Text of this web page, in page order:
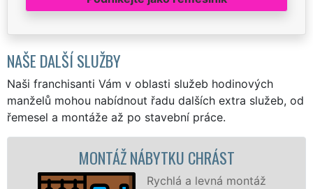
NAŠE DALŠÍ SLUŽBY
Naši franchisanti Vám v oblasti služeb hodinových
manželů mohou nabídnout řadu dalších extra služeb, od
řemesel a montáže až po stavební práce.
NÁBYTKU CHRÁST
Rychlá a levná montáž